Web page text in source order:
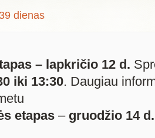
dienas
– lapkričio 12 d.
iki 13:30. Daugiau
etapas – gruodžio 14 d.